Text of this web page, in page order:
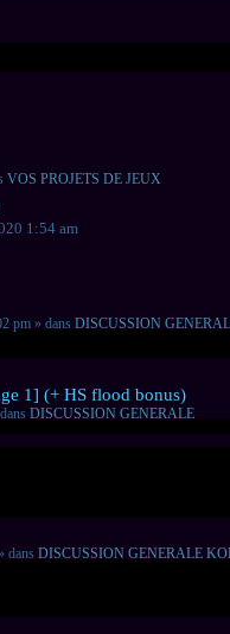
VOS PROJETS DE JEUX
1:54 am
pm » dans DISCUSSION
1] (+ HS flood bonus)
DISCUSSION GENERALE
dans DISCUSSION GENERALE